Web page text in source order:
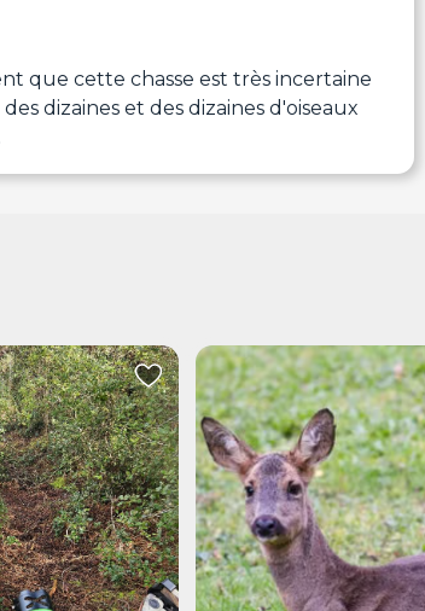
que cette chasse est très incertaine
dizaines et des dizaines d'oiseaux